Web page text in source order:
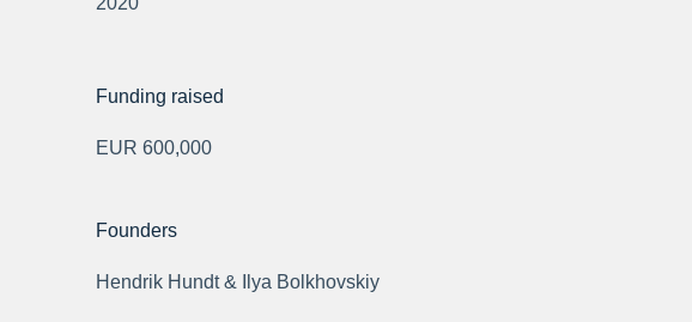
Funding raised
EUR 600,000
Founders
Hendrik Hundt & Ilya Bolkhovskiy